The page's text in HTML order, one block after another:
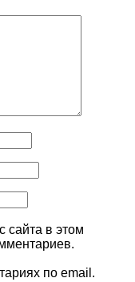
сайта в этом
по email.